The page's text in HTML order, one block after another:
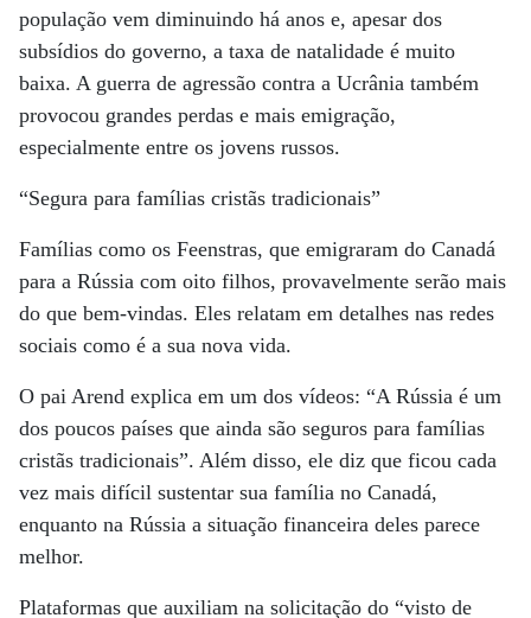
população vem diminuindo há anos e, apesar dos
subsídios do governo, a taxa de natalidade é muito
baixa. A guerra de agressão contra a Ucrânia também
provocou grandes perdas e mais emigração,
especialmente entre os jovens russos.
“Segura para famílias cristãs tradicionais”
Famílias como os Feenstras, que emigraram do Canadá
para a Rússia com oito filhos, provavelmente serão mais
do que bem-vindas. Eles relatam em detalhes nas redes
sociais como é a sua nova vida.
O pai Arend explica em um dos vídeos: “A Rússia é um
dos poucos países que ainda são seguros para famílias
cristãs tradicionais”. Além disso, ele diz que ficou cada
vez mais difícil sustentar sua família no Canadá,
enquanto na Rússia a situação financeira deles parece
melhor.
Plataformas que auxiliam na solicitação do “visto de